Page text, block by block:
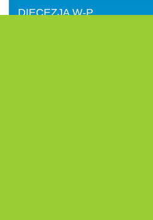
DIECEZJA W-P